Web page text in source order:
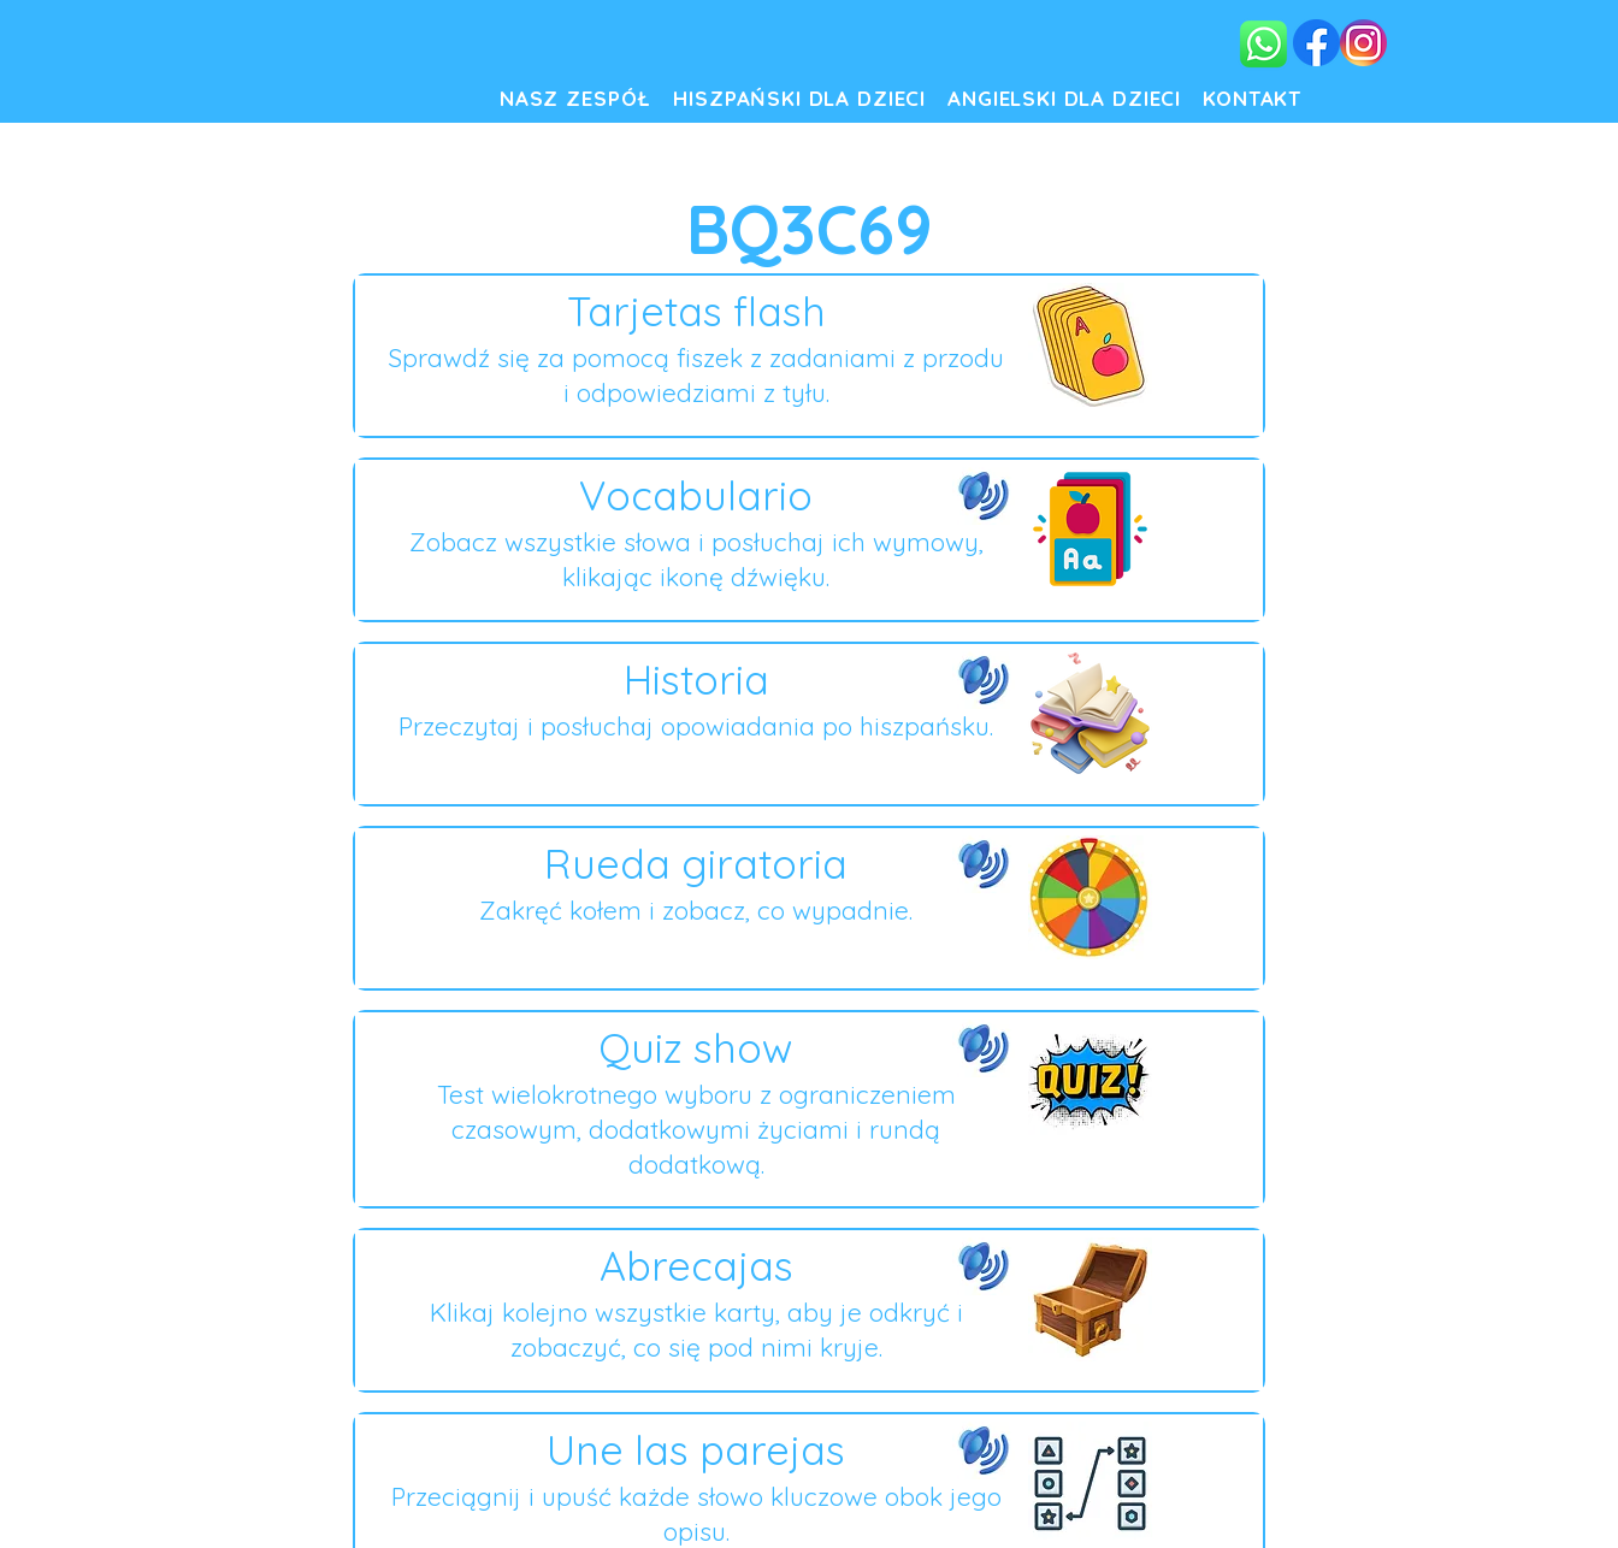
NASZ ZESPÓŁ HISZPAŃSKI DLA DZIECI ANGIELSKI DLA DZIECI KONTAKT
BQ3C69
Tarjetas flash
Sprawdź się za pomocą fiszek z zadaniami z przodu
i odpowiedziami z tyłu.
Vocabulario
Zobacz wszystkie słowa i posłuchaj ich wymowy,
klikając ikonę dźwięku.
Historia
Przeczytaj i posłuchaj opowiadania po hiszpańsku.
Rueda giratoria
Zakręć kołem i zobacz, co wypadnie.
Quiz show
Test wielokrotnego wyboru z ograniczeniem
czasowym, dodatkowymi życiami i rundą
dodatkową.
Abrecajas
Klikaj kolejno wszystkie karty, aby je odkryć i
zobaczyć, co się pod nimi kryje.
Une las parejas
Przeciągnij i upuść każde słowo kluczowe obok jego
opisu.